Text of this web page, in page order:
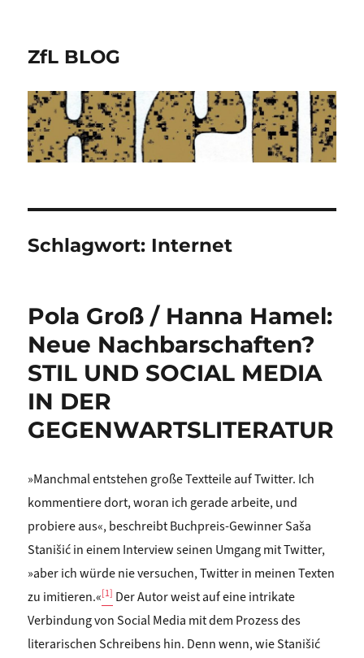
ZfL BLOG
Schlagwort: Internet
Pola Groß / Hanna Hamel:
Neue Nachbarschaften?
STIL UND SOCIAL MEDIA
IN DER
GEGENWARTSLITERATUR
»Manchmal entstehen große Textteile auf Twitter. Ich
kommentiere dort, woran ich gerade arbeite, und
probiere aus«, beschreibt Buchpreis-Gewinner Saša
Stanišić in einem Interview seinen Umgang mit Twitter,
»aber ich würde nie versuchen, Twitter in meinen Texten
zu imitieren.«[1] Der Autor weist auf eine intrikate
Verbindung von Social Media mit dem Prozess des
literarischen Schreibens hin. Denn wenn, wie Stanišić